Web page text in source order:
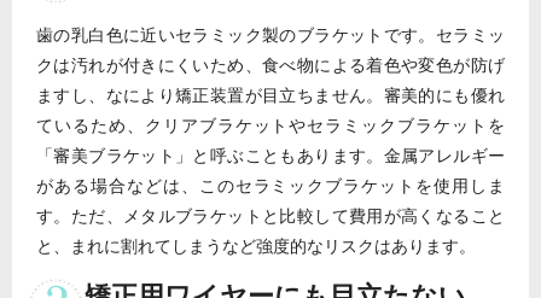
歯の乳白色に近いセラミック製のブラケットです。セラミッ
クは汚れが付きにくいため、食べ物による着色や変色が防げ
ますし、なにより矯正装置が目立ちません。審美的にも優れ
ているため、クリアブラケットやセラミックブラケットを
「審美ブラケット」と呼ぶこともあります。金属アレルギー
がある場合などは、このセラミックブラケットを使用しま
す。ただ、メタルブラケットと比較して費用が高くなること
と、まれに割れてしまうなど強度的なリスクはあります。